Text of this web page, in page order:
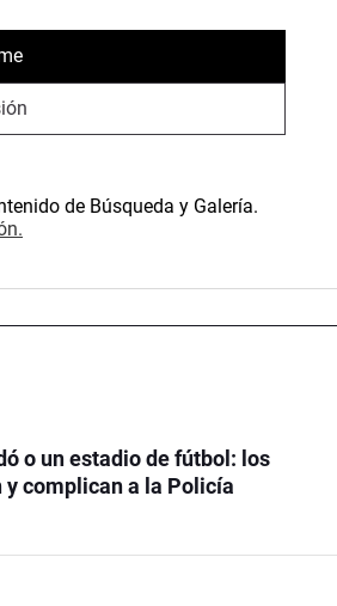
de Búsqueda y Galería.
o un estadio de fútbol: los
complican a la Policía